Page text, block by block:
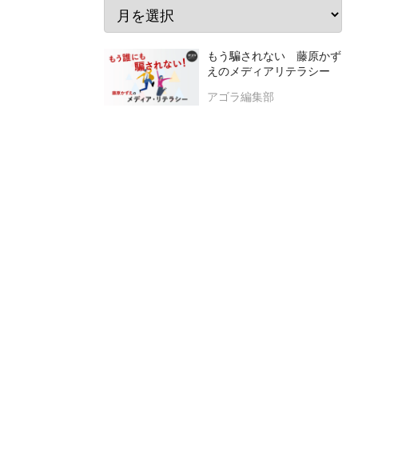
もう騙されない 藤原かず
えのメディアリテラシー
アゴラ編集部